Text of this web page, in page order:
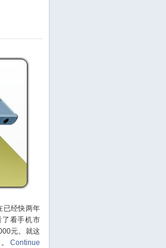
经快两年
了看手机市
元。就这
Continue